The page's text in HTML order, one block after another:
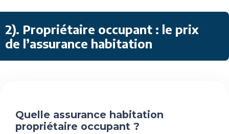
2). Propriétaire occupant : le prix
de l’assurance habitation
Quelle assurance habitation
propriétaire occupant ?